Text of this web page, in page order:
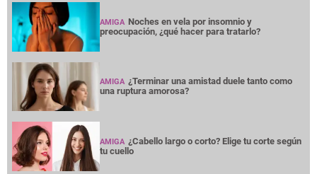
AMIGA Noches en vela por insomnio y
preocupación, ¿qué hacer para tratarlo?
AMIGA ¿Terminar una amistad duele tanto como
una ruptura amorosa?
AMIGA ¿Cabello largo o corto? Elige tu corte según
tu cuello